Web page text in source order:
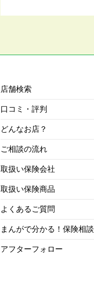
店舗検索
口コミ・評判
どんなお店？
ご相談の流れ
取扱い保険会社
取扱い保険商品
よくあるご質問
まんがで分かる！保険相談
アフターフォロー